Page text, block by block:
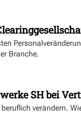
Branche.
SH bei
verändern.